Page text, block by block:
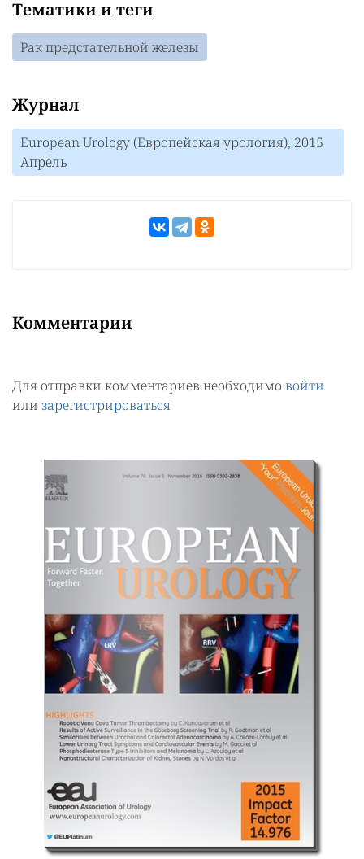
Тематики и теги
Рак предстательной железы
Журнал
European Urology (Европейская урология), 2015
Апрель
Комментарии
Для отправки комментариев необходимо войти
или зарегистрироваться